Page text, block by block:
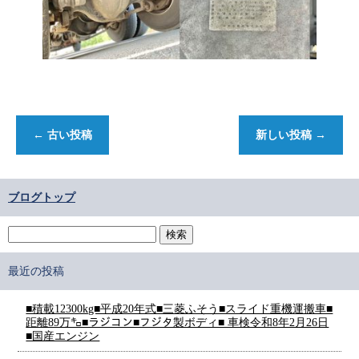
← 古い投稿 新しい投稿 →
ブログトップ
最近の投稿
■積載12300kg■平成20年式■三菱ふそう■スライド重機運搬車■
距離89万㌔■ラジコン■フジタ製ボディ■ 車検令和8年2月26日
■国産エンジン